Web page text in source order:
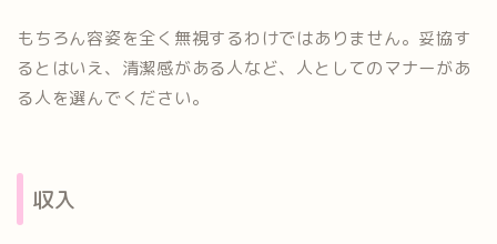
もちろん容姿を全く無視するわけではありません。妥協す
るとはいえ、清潔感がある人など、人としてのマナーがあ
る人を選んでください。
収入